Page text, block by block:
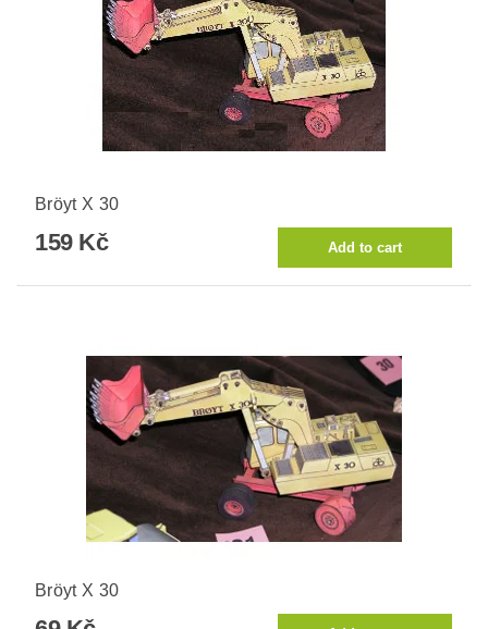
Bröyt X 30
159 Kč
Bröyt X 30